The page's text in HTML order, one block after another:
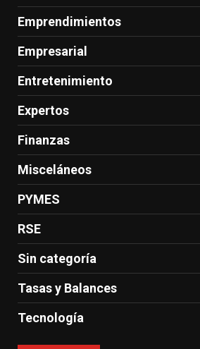
Emprendimientos
Empresarial
Entretenimiento
Expertos
Finanzas
Misceláneos
PYMES
RSE
Sin categoría
Tasas y Balances
Tecnología